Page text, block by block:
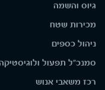
גיוס והשמה
מכירות שטח
ניהול כספים
סמנכ"ל תפעול
רכז משאבי אנוש